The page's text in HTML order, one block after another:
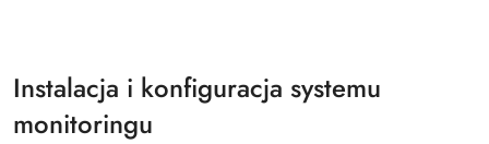
Instalacja i konfiguracja systemu
monitoringu